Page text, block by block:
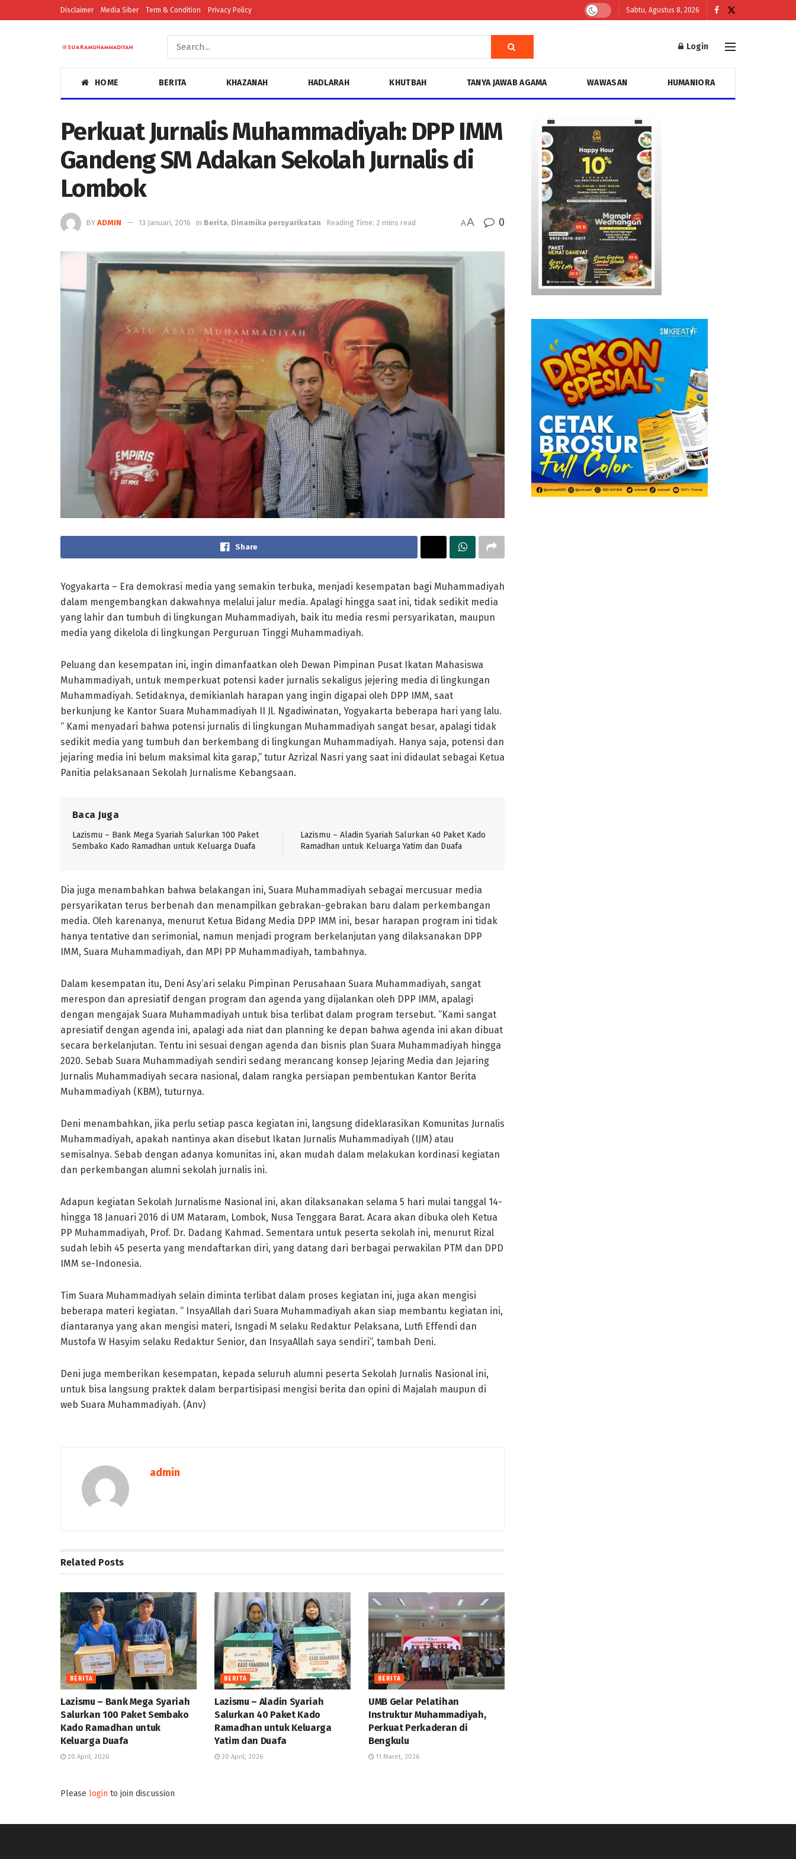
Disclaimer Media Siber Term & Condition Privacy Policy Sabtu, Agustus 8, 2026
Login
HOME BERITA KHAZANAH HADLARAH KHUTBAH TANYA JAWAB AGAMA WAWASAN HUMANIORA
Perkuat Jurnalis Muhammadiyah: DPP IMM
Gandeng SM Adakan Sekolah Jurnalis di
Lombok
BY ADMIN 13 Januari, 2016 in Berita, Dinamika persyarikatan Reading Time: 2 mins read AA 0
Share
Yogyakarta – Era demokrasi media yang semakin terbuka, menjadi kesempatan bagi Muhammadiyah
dalam mengembangkan dakwahnya melalui jalur media. Apalagi hingga saat ini, tidak sedikit media
yang lahir dan tumbuh di lingkungan Muhammadiyah, baik itu media resmi persyarikatan, maupun
media yang dikelola di lingkungan Perguruan Tinggi Muhammadiyah.
Peluang dan kesempatan ini, ingin dimanfaatkan oleh Dewan Pimpinan Pusat Ikatan Mahasiswa
Muhammadiyah, untuk memperkuat potensi kader jurnalis sekaligus jejering media di lingkungan
Muhammadiyah. Setidaknya, demikianlah harapan yang ingin digapai oleh DPP IMM, saat
berkunjung ke Kantor Suara Muhammadiyah II Jl. Ngadiwinatan, Yogyakarta beberapa hari yang lalu.
“ Kami menyadari bahwa potensi jurnalis di lingkungan Muhammadiyah sangat besar, apalagi tidak
sedikit media yang tumbuh dan berkembang di lingkungan Muhammadiyah. Hanya saja, potensi dan
jejaring media ini belum maksimal kita garap,” tutur Azrizal Nasri yang saat ini didaulat sebagai Ketua
Panitia pelaksanaan Sekolah Jurnalisme Kebangsaan.
Baca Juga
Lazismu – Bank Mega Syariah Salurkan 100 Paket
Sembako Kado Ramadhan untuk Keluarga Duafa
Lazismu – Aladin Syariah Salurkan 40 Paket Kado
Ramadhan untuk Keluarga Yatim dan Duafa
Dia juga menambahkan bahwa belakangan ini, Suara Muhammadiyah sebagai mercusuar media
persyarikatan terus berbenah dan menampilkan gebrakan­-gebrakan baru dalam perkembangan
media. Oleh karenanya, menurut Ketua Bidang Media DPP IMM ini, besar harapan program ini tidak
hanya tentative dan serimonial, namun menjadi program berkelanjutan yang dilaksanakan DPP
IMM, Suara Muhammadiyah, dan MPI PP Muhammadiyah, tambahnya.
Dalam kesempatan itu, Deni Asy’ari selaku Pimpinan Perusahaan Suara Muhammadiyah, sangat
merespon dan apresiatif dengan program dan agenda yang dijalankan oleh DPP IMM, apalagi
dengan mengajak Suara Muhammadiyah untuk bisa terlibat dalam program tersebut. “Kami sangat
apresiatif dengan agenda ini, apalagi ada niat dan planning ke depan bahwa agenda ini akan dibuat
secara berkelanjutan. Tentu ini sesuai dengan agenda dan bisnis plan Suara Muhammadiyah hingga
2020. Sebab Suara Muhammadiyah sendiri sedang merancang konsep Jejaring Media dan Jejaring
Jurnalis Muhammadiyah secara nasional, dalam rangka persiapan pembentukan Kantor Berita
Muhammadiyah (KBM), tuturnya.
Deni menambahkan, jika perlu setiap pasca kegiatan ini, langsung dideklarasikan Komunitas Jurnalis
Muhammadiyah, apakah nantinya akan disebut Ikatan Jurnalis Muhammadiyah (IJM) atau
semisalnya. Sebab dengan adanya komunitas ini, akan mudah dalam melakukan kordinasi kegiatan
dan perkembangan alumni sekolah jurnalis ini.
Adapun kegiatan Sekolah Jurnalisme Nasional ini, akan dilaksanakan selama 5 hari mulai tanggal 14­
hingga 18 Januari 2016 di UM Mataram, Lombok, Nusa Tenggara Barat. Acara akan dibuka oleh Ketua
PP Muhammadiyah, Prof. Dr. Dadang Kahmad. Sementara untuk peserta sekolah ini, menurut Rizal
sudah lebih 45 peserta yang mendaftarkan diri, yang datang dari berbagai perwakilan PTM dan DPD
IMM se­-Indonesia.
Tim Suara Muhammadiyah selain diminta terlibat dalam proses kegiatan ini, juga akan mengisi
beberapa materi kegiatan. “ InsyaAllah dari Suara Muhammadiyah akan siap membantu kegiatan ini,
diantaranya yang akan mengisi materi, Isngadi M selaku Redaktur Pelaksana, Lutfi Effendi dan
Mustofa W Hasyim selaku Redaktur Senior, dan InsyaAllah saya sendiri”, tambah Deni.
Deni juga memberikan kesempatan, kepada seluruh alumni peserta Sekolah Jurnalis Nasional ini,
untuk bisa langsung praktek dalam berpartisipasi mengisi berita dan opini di Majalah maupun di
web Suara Muhammadiyah. (Anv)
admin
Related Posts
BERITA
Lazismu – Bank Mega Syariah
Salurkan 100 Paket Sembako
Kado Ramadhan untuk
Keluarga Duafa
20 April, 2026
BERITA
Lazismu – Aladin Syariah
Salurkan 40 Paket Kado
Ramadhan untuk Keluarga
Yatim dan Duafa
20 April, 2026
BERITA
UMB Gelar Pelatihan
Instruktur Muhammadiyah,
Perkuat Perkaderan di
Bengkulu
11 Maret, 2026
Please login to join discussion